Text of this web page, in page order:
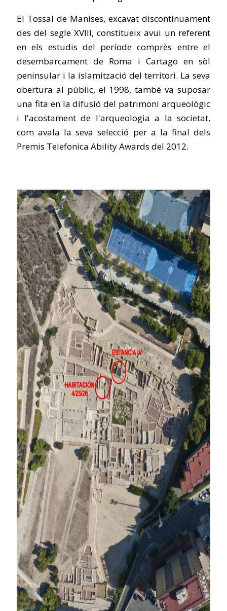
El Tossal de Manises, excavat discontínuament
des del segle XVIII, constitueix avui un referent
en els estudis del període comprès entre el
desembarcament de Roma i Cartago en sòl
peninsular i la islamització del territori. La seva
obertura al públic, el 1998, també va suposar
una fita en la difusió del patrimoni arqueològic
i l'acostament de l'arqueologia a la societat,
com avala la seva selecció per a la final dels
Premis Telefonica Ability Awards del 2012.